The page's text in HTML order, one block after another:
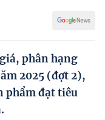
nghiệp dân tộc
phân hạng
2025 (đợt 2),
phẩm đạt tiêu